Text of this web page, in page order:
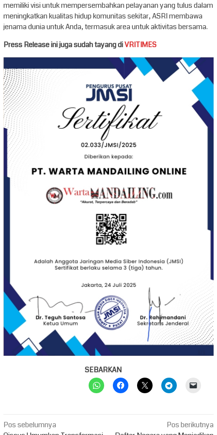
memiliki visi untuk mempersembahkan pelayanan yang tulus dalam
meningkatkan kualitas hidup komunitas sekitar, ASRI membawa
jenama dunia untuk Anda, termasuk area untuk aktivitas bersama.
Press Release ini juga sudah tayang diVRITIMES
SEBARKAN
Navigasi
Pos sebelumnya
Pos berikutnya